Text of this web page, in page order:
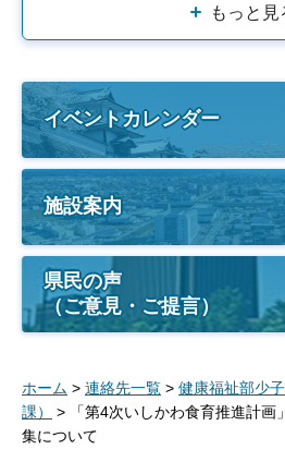
もっと見
イベントカレンダー
施設案内
県民の声
（ご意見・ご提言）
ホーム > 連絡先一覧 > 健康福祉部少
課）
> 「第4次いしかわ食育推進計画
集について